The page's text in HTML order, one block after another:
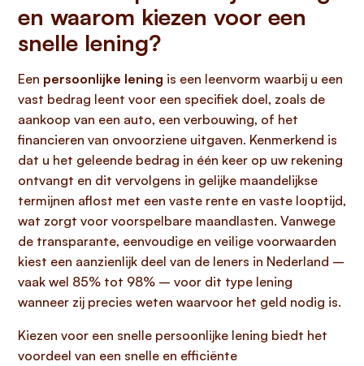
en waarom kiezen voor een
snelle lening?
Een persoonlijke lening is een leenvorm waarbij u een
vast bedrag leent voor een specifiek doel, zoals de
aankoop van een auto, een verbouwing, of het
financieren van onvoorziene uitgaven. Kenmerkend is
dat u het geleende bedrag in één keer op uw rekening
ontvangt en dit vervolgens in gelijke maandelijkse
termijnen aflost met een vaste rente en vaste looptijd,
wat zorgt voor voorspelbare maandlasten. Vanwege
de transparante, eenvoudige en veilige voorwaarden
kiest een aanzienlijk deel van de leners in Nederland –
vaak wel 85% tot 98% – voor dit type lening
wanneer zij precies weten waarvoor het geld nodig is.
Kiezen voor een snelle persoonlijke lening biedt het
voordeel van een snelle en efficiënte